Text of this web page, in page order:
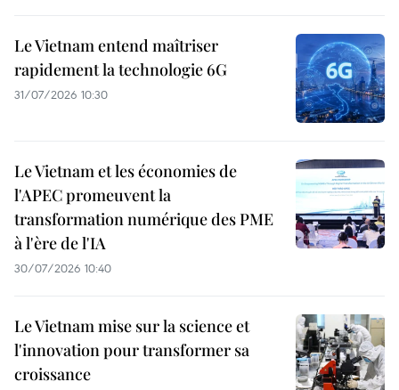
Le Vietnam entend maîtriser
rapidement la technologie 6G
31/07/2026 10:30
Le Vietnam et les économies de
l'APEC promeuvent la
transformation numérique des PME
à l'ère de l'IA
30/07/2026 10:40
Le Vietnam mise sur la science et
l'innovation pour transformer sa
croissance